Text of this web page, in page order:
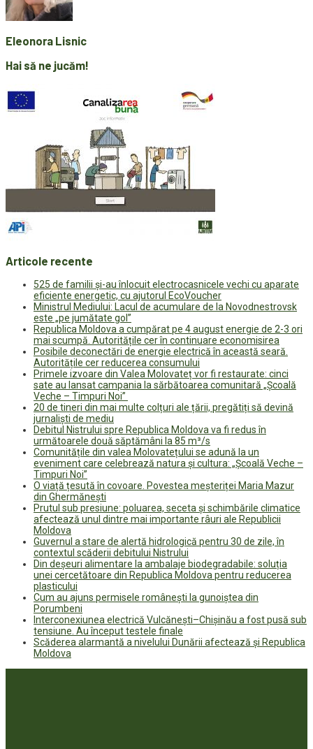
Eleonora Lisnic
Hai să ne jucăm!
Articole recente
525 de familii și-au înlocuit electrocasnicele vechi cu aparate
eficiente energetic, cu ajutorul EcoVoucher
Ministrul Mediului: Lacul de acumulare de la Novodnestrovsk
este „pe jumătate gol”
Republica Moldova a cumpărat pe 4 august energie de 2-3 ori
mai scumpă. Autoritățile cer în continuare economisirea
Posibile deconectări de energie electrică în această seară.
Autoritățile cer reducerea consumului
Primele izvoare din Valea Molovateț vor fi restaurate: cinci
sate au lansat campania la sărbătoarea comunitară „Școală
Veche – Timpuri Noi”
20 de tineri din mai multe colțuri ale țării, pregătiți să devină
jurnaliști de mediu
Debitul Nistrului spre Republica Moldova va fi redus în
următoarele două săptămâni la 85 m³/s
Comunitățile din valea Molovatețului se adună la un
eveniment care celebrează natura și cultura: „Școală Veche –
Timpuri Noi”
O viață țesută în covoare. Povestea meșteriței Maria Mazur
din Ghermănești
Prutul sub presiune: poluarea, seceta și schimbările climatice
afectează unul dintre mai importante râuri ale Republicii
Moldova
Guvernul a stare de alertă hidrologică pentru 30 de zile, în
contextul scăderii debitului Nistrului
Din deșeuri alimentare la ambalaje biodegradabile: soluția
unei cercetătoare din Republica Moldova pentru reducerea
plasticului
Cum au ajuns permisele românești la gunoiștea din
Porumbeni
Interconexiunea electrică Vulcănești–Chișinău a fost pusă sub
tensiune. Au început testele finale
Scăderea alarmantă a nivelului Dunării afectează și Republica
Moldova